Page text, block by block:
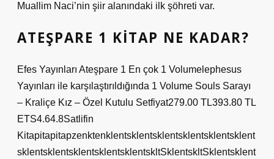
Muallim Naci’nin şiir alanındaki ilk şöhreti var.
ATEŞPARE 1 KITAP NE KADAR?
Efes Yayınları Ateşpare 1 En çok 1 Volumelephesus
Yayınları ile karşılaştırıldığında 1 Volume Souls Sarayı
– Kraliçe Kız – Özel Kutulu Setfiyat279.00 TL393.80 TL
ETS4.64.8Satlifin
Kitapitapitapzenktenklentsklentsklentsklentsklentsklent
sklentsklentsklentsklentsklentskltSklentskltSklentsklent